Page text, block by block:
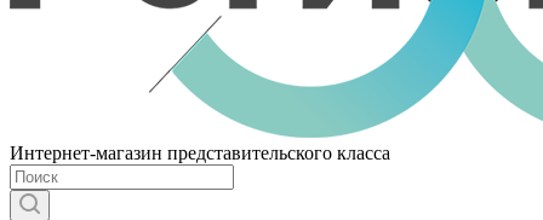
Интернет-магазин представительского класса